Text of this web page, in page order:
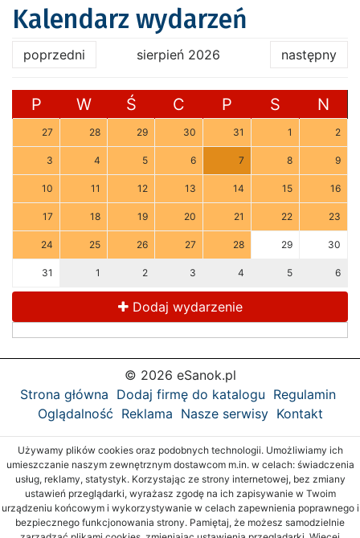
Kalendarz wydarzeń
poprzedni sierpień 2026 następny
P W Ś C P S N
27 28 29 30 31 1 2
3 4 5 6 7 8 9
10 11 12 13 14 15 16
17 18 19 20 21 22 23
24 25 26 27 28 29 30
31 1 2 3 4 5 6
Dodaj wydarzenie
© 2026 eSanok.pl
Strona główna Dodaj firmę do katalogu Regulamin
Oglądalność Reklama Nasze serwisy Kontakt
Używamy plików cookies oraz podobnych technologii. Umożliwiamy ich
umieszczanie naszym zewnętrznym dostawcom m.in. w celach: świadczenia
usług, reklamy, statystyk. Korzystając ze strony internetowej, bez zmiany
ustawień przeglądarki, wyrażasz zgodę na ich zapisywanie w Twoim
urządzeniu końcowym i wykorzystywanie w celach zapewnienia poprawnego i
bezpiecznego funkcjonowania strony. Pamiętaj, że możesz samodzielnie